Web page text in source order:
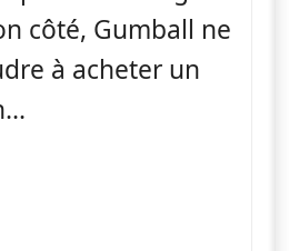
côté, Gumball ne
à acheter un